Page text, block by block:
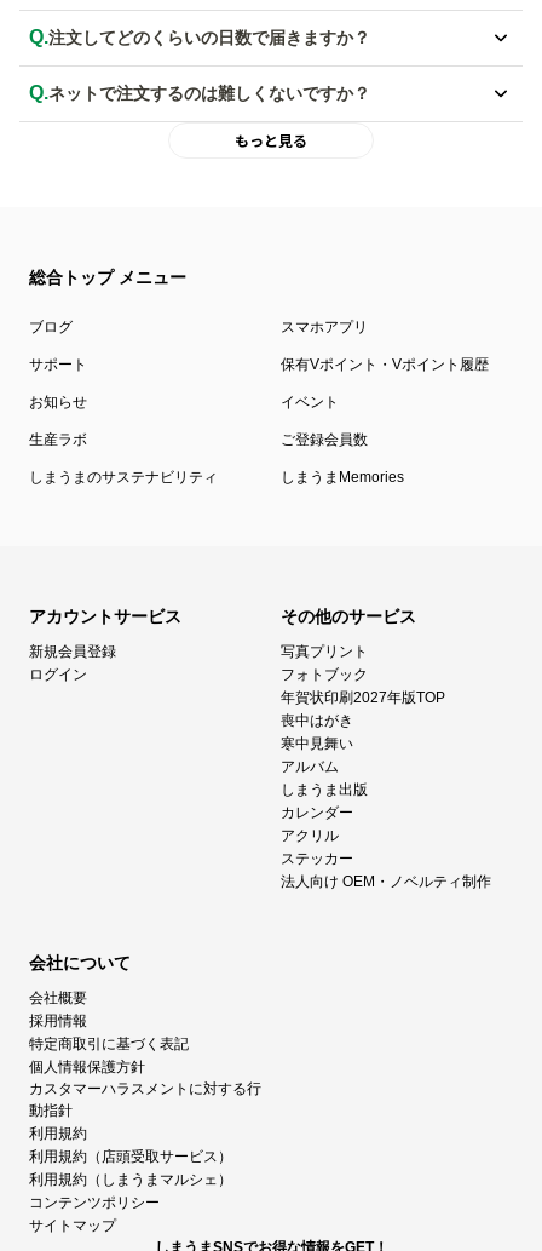
A.
ています。
しまうま独自のオペレーションシステムを活用した自社工場を設置して
おり、無駄を省き先鋭された生産体制を構築しています。
い品質管理を徹底しているので安心してご利用いただけます。
Q.注文してどのくらいの日数で届きますか？
A.
ます。宅配便（ゆうパック）の場合は、発送日から2日程度でお届けと
なります。
【写真プリント 配送・納期】、
Q.ネットで注文するのは難しくないですか？
パソコンとアプリともに、初めての方でも簡単でわかりやすい操作性に
もっと見る
総合トップ メニュー
ブログ スマホアプリ
サポート 保有Vポイント・Vポイント履歴
お知らせ イベント
生産ラボ ご登録会員数
しまうまのサステナビリティ しまうまMemories
アカウントサービス
新規会員登録
ログイン
その他のサービス
写真プリント
フォトブック
年賀状印刷2027年版TOP
喪中はがき
寒中見舞い
アルバム
しまうま出版
カレンダー
アクリル
ステッカー
法人向け OEM・ノベルティ制作
会社について
会社概要
採用情報
特定商取引に基づく表記
個人情報保護方針
カスタマーハラスメントに対する行
動指針
利用規約
利用規約（店頭受取サービス）
利用規約（しまうまマルシェ）
コンテンツポリシー
サイトマップ
しまうまSNSでお得な情報をGET！